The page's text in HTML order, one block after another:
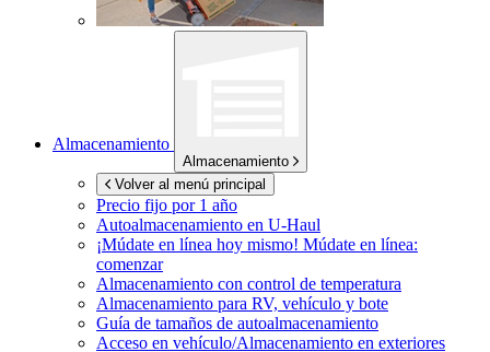
Almacenamiento
Almacenamiento
Volver al menú principal
Precio fijo por 1 año
Autoalmacenamiento en U-Haul
¡Múdate en línea hoy mismo! Múdate en línea:
comenzar
Almacenamiento con control de temperatura
Almacenamiento para RV, vehículo y bote
Guía de tamaños de autoalmacenamiento
Acceso en vehículo/Almacenamiento en exteriores